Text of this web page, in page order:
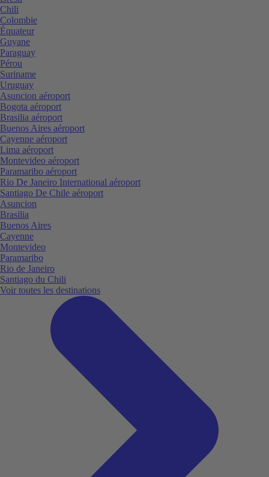
Chili
Colombie
Équateur
Guyane
Paraguay
Pérou
Suriname
Uruguay
Asuncion aéroport
Bogota aéroport
Brasilia aéroport
Buenos Aires aéroport
Cayenne aéroport
Lima aéroport
Montevideo aéroport
Paramaribo aéroport
Rio De Janeiro International aéroport
Santiago De Chile aéroport
Asuncion
Brasilia
Buenos Aires
Cayenne
Montevideo
Paramaribo
Rio de Janeiro
Santiago du Chili
Voir toutes les destinations